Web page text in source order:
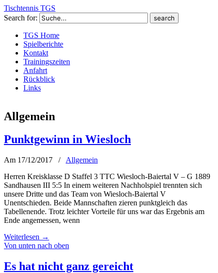
Tischtennis TGS
Search for:
TGS Home
Spielberichte
Kontakt
Trainingszeiten
Anfahrt
Rückblick
Links
Allgemein
Punktgewinn in Wiesloch
Am 17/12/2017 /
Allgemein
Herren Kreisklasse D Staffel 3 TTC Wiesloch-Baiertal V – G 1889
Sandhausen III 5:5 In einem weiteren Nachholspiel trennten sich
unsere Dritte und das Team von Wiesloch-Baiertal V
Unentschieden. Beide Mannschaften zieren punktgleich das
Tabellenende. Trotz leichter Vorteile für uns war das Ergebnis am
Ende angemessen, wenn
Weiterlesen →
Von unten nach oben
Es hat nicht ganz gereicht